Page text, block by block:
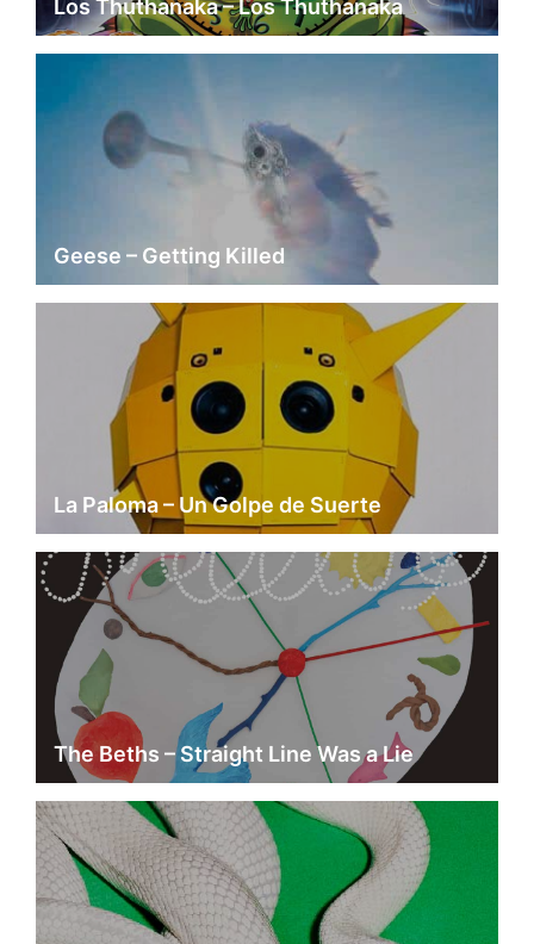
Los Thuthanaka – Los Thuthanaka
Geese – Getting Killed
La Paloma – Un Golpe de Suerte
The Beths – Straight Line Was a Lie